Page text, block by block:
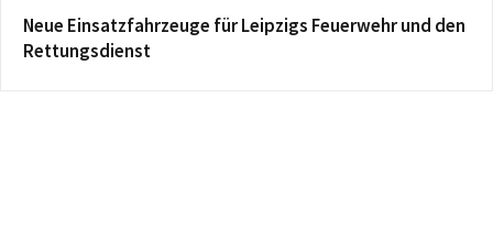
Neue Einsatzfahrzeuge für Leipzigs Feuerwehr und den
Rettungsdienst